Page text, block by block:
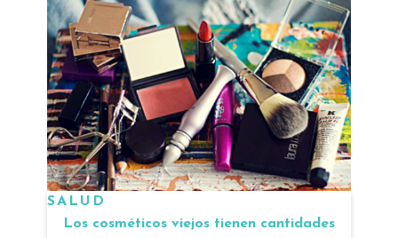
SALUD
Los cosméticos viejos tienen cantidades